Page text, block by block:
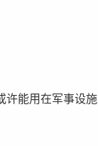
许能用在军事设